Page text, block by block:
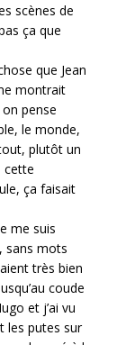
scènes de
ça que
que Jean
montrait
pense
le monde,
plutôt un
cette
ça faisait
me suis
sans mots
très bien
coude
et j’ai vu
les putes sur